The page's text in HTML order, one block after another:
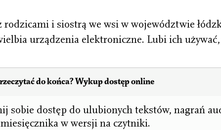
i siostrą we wsi w województwie
urządzenia elektroniczne. Lubi ich
do końca? Wykup dostęp online
sobie dostęp do ulubionych tekstów, nagrań
w wersji na czytniki.